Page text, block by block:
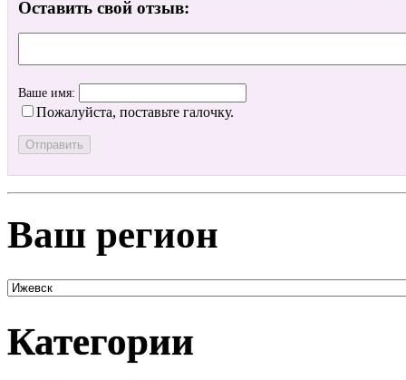
Оставить свой отзыв:
Ваше имя:
Пожалуйста, поставьте галочку.
Ваш регион
Категории